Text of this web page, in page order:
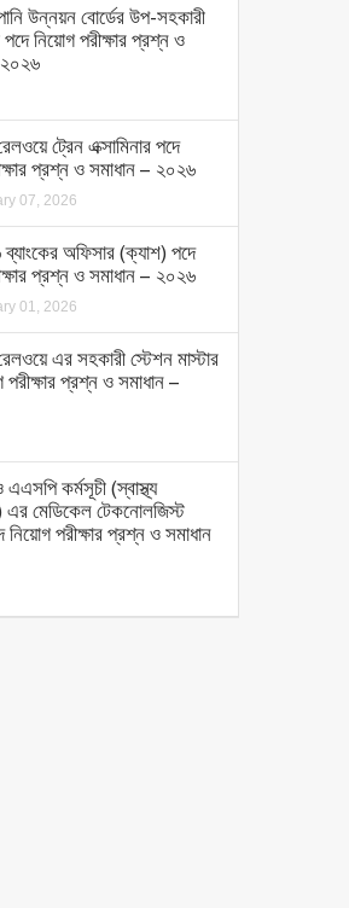
উন্নয়ন বোর্ডের উপ-সহকারী
নিয়োগ পরীক্ষার প্রশ্ন ও
ট্রেন এক্সামিনার পদে
প্রশ্ন ও সমাধান – ২০২৬
07, 2026
অফিসার (ক্যাশ) পদে
প্রশ্ন ও সমাধান – ২০২৬
01, 2026
এর সহকারী স্টেশন মাস্টার
পরীক্ষার প্রশ্ন ও সমাধান –
কর্মসূচী (স্বাস্থ্য
মেডিকেল টেকনোলজিস্ট
নিয়োগ পরীক্ষার প্রশ্ন ও সমাধান